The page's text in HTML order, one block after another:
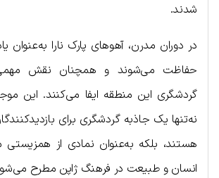
شدند.
در دوران مدرن، آهوهای پارک نارا به‌عنوان
حفاظت می‌شوند و همچنان نقش
گردشگری این منطقه ایفا می‌کنند. این
نه‌تنها یک جاذبه گردشگری برای
هستند، بلکه به‌عنوان نمادی از همزیستی
انسان و طبیعت در فرهنگ ژاپن مطرح